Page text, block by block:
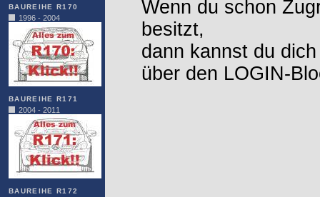
BAUREIHE R170
1996 - 2004
BAUREIHE R171
2004 - 2011
BAUREIHE R172
Wenn du schon
besitzt,
dann kannst du
über den LOGIN-